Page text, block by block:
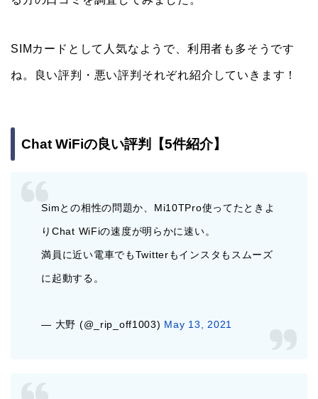
SIMカードとして人気なようで、利用者も多そうです
ね。良い評判・悪い評判それぞれ紹介していきます！
Chat WiFiの良い評判【5件紹介】
Simとの相性の問題か、Mi10TPro使ってたときよ
りChat WiFiの速度が明らかに速い。
満員に近い電車でもTwitterもインスタもスムーズ
に起動する。
— 大野 (@_rip_off1003) May 13, 2021